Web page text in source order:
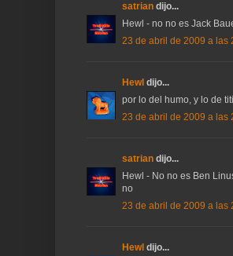
satrian dijo...
Hewl - no no es Jack
23 de abril de 2009 a las
Hewl dijo...
por lo del humo, y lo de
23 de abril de 2009 a las
satrian dijo...
Hewl - No no es Ben
no
23 de abril de 2009 a las
Hewl dijo...